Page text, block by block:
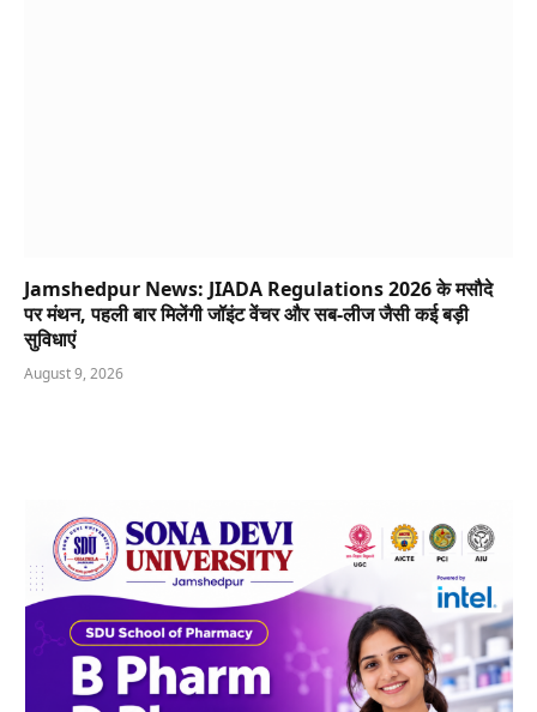
Jamshedpur News: JIADA Regulations 2026 के मसौदे
पर मंथन, पहली बार मिलेंगी जॉइंट वेंचर और सब-लीज जैसी कई बड़ी
सुविधाएं
August 9, 2026